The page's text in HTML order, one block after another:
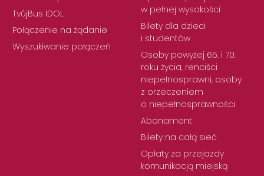
TvůjBus IDOL
Połączenie na żądanie
Wyszukiwanie połączeń
w pełnej wysokości
Bilety dla dzieci
i studentów
Osoby powyżej 65. i 70.
roku życia, renciści
niepełnosprawni, osoby
z orzeczeniem
o niepełnosprawności
Abonament
Bilety na całą sieć
Opłaty za przejazdy
komunikacją miejską